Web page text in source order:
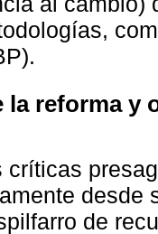
la reforma y
críticas
desde
de